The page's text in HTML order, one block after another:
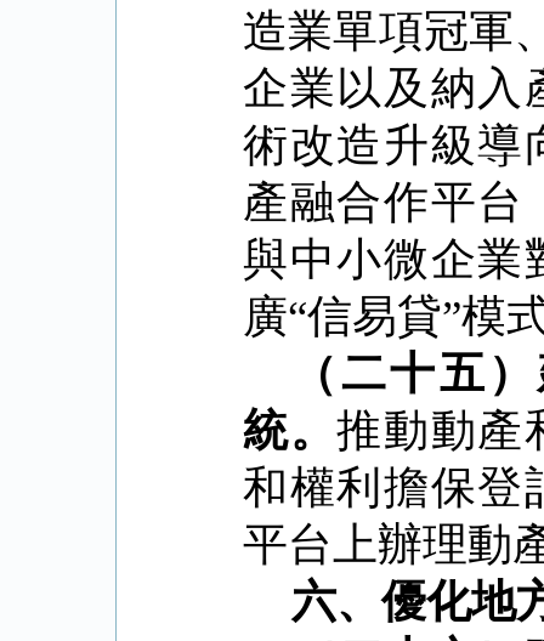
造業單項冠軍
企業以及納入
術改造升級導
產融合作平台
與中小微企業
廣“信易貸”模
（二十五
統。推動動產
和權利擔保登
平台上辦理動
六、優化地